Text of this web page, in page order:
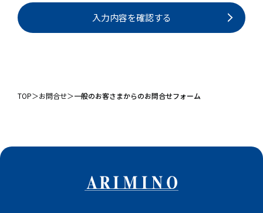
入力内容を確認する
TOP＞お問合せ＞一般のお客さまからのお問合せフォーム